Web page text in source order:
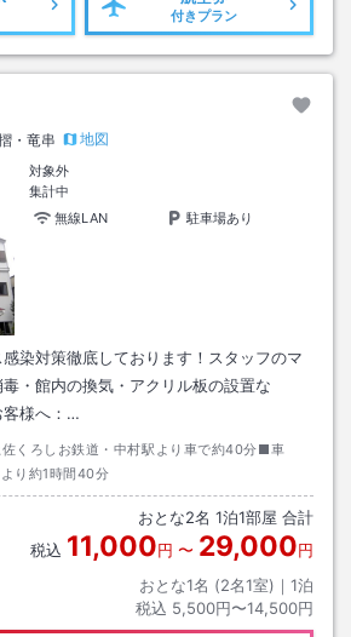
付きプラン
・竜串
地図
対象外
集計中
無線LAN
駐車場あり
染対策徹底しております！スタッフのマ
・館内の換気・アクリル板の設置な
客様へ：…
くろしお鉄道・中村駅より車で約40分■車
り約1時間40分
おとな2名 1泊1部屋 合計
税込 11,000円 〜 29,000円
おとな1名 (2名1室)｜ 1泊
税込 5,500円〜14,500円